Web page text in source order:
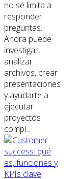
no se limita a
responder
preguntas.
Ahora puede
investigar,
analizar
archivos, crear
presentaciones
y ayudarte a
ejecutar
proyectos
compl...